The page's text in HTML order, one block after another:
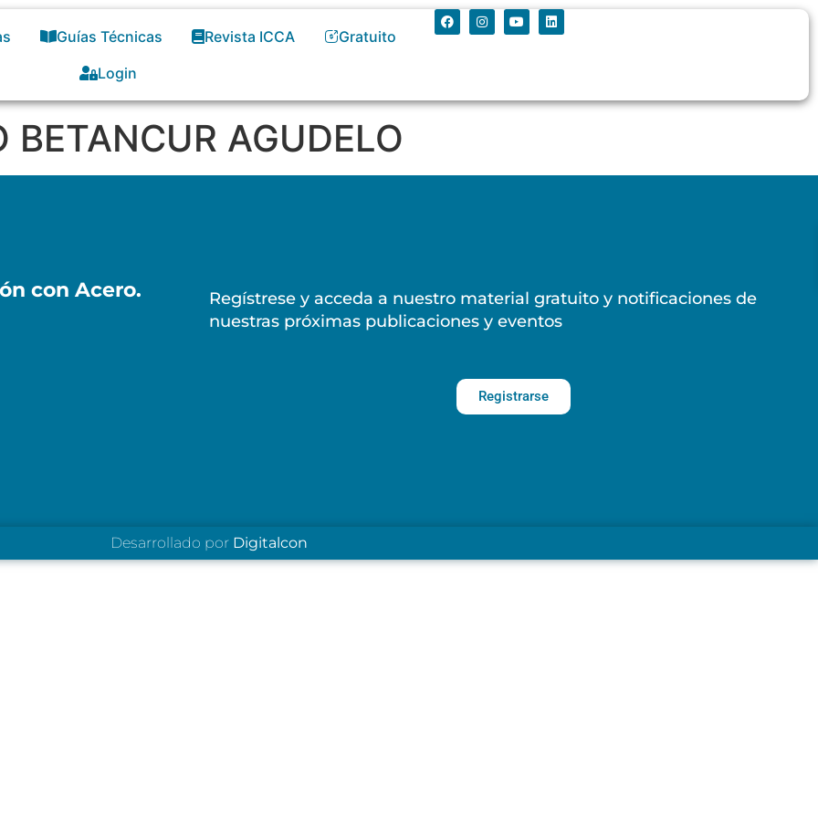
Guías Técnicas Revista ICCA
Gratuito
Login
BETANCUR AGUDELO
con Acero.
Regístrese y acceda a nuestro material gratuito y notificaciones de
nuestras próximas publicaciones y eventos
Registrarse
Desarrollado por Digitalcon